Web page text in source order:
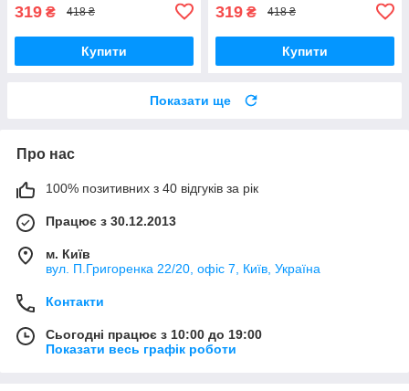
319 ₴ 418 ₴
Купити
319 ₴ 418 ₴
Купити
Показати ще
Про нас
100% позитивних з 40 відгуків за рік
Працює з 30.12.2013
м. Київ
вул. П.Григоренка 22/20, офіс 7, Київ, Україна
Контакти
Сьогодні працює з 10:00 до 19:00
Показати весь графік роботи